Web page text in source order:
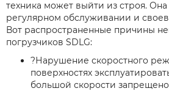
техника может выйти из строя.
регулярном обслуживании и
Вот распространенные причины
погрузчиков SDLG:
?Нарушение скоростного
поверхностях
большой скорости